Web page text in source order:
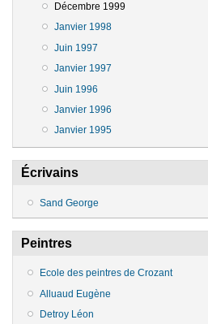
Décembre 1999
Janvier 1998
Juin 1997
Janvier 1997
Juin 1996
Janvier 1996
Janvier 1995
Écrivains
Sand George
Peintres
Ecole des peintres de Crozant
Alluaud Eugène
Detroy Léon